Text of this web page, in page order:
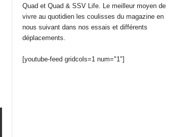
Quad et Quad & SSV Life. Le meilleur moyen de
vivre au quotidien les coulisses du magazine en
nous suivant dans nos essais et différents
déplacements.
[youtube-feed gridcols=1 num="1"]